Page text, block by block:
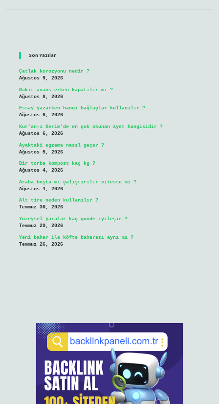
Son Yazılar
Çatlak korozyonu nedir ?
Ağustos 9, 2026
Nakit avans erken kapatılır mı ?
Ağustos 8, 2026
Essay yazarken hangi bağlaçlar kullanılır ?
Ağustos 6, 2026
Kur’an-ı Kerim’de en çok okunan ayet hangisidir ?
Ağustos 6, 2026
Ayaktaki egzama nasıl geçer ?
Ağustos 5, 2026
Bir torba kompost kaç kg ?
Ağustos 4, 2026
Araba boşta mı çalıştırılır viteste mi ?
Ağustos 4, 2026
Alt tire neden kullanılır ?
Temmuz 30, 2026
Yüzeysel yaralar kaç günde iyileşir ?
Temmuz 29, 2026
Yeni bahar ile köfte baharatı aynı mı ?
Temmuz 26, 2026